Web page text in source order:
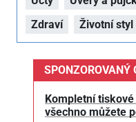
Zdraví
Životní styl
SPONZOROVANÝ
Kompletní
všechno můžete